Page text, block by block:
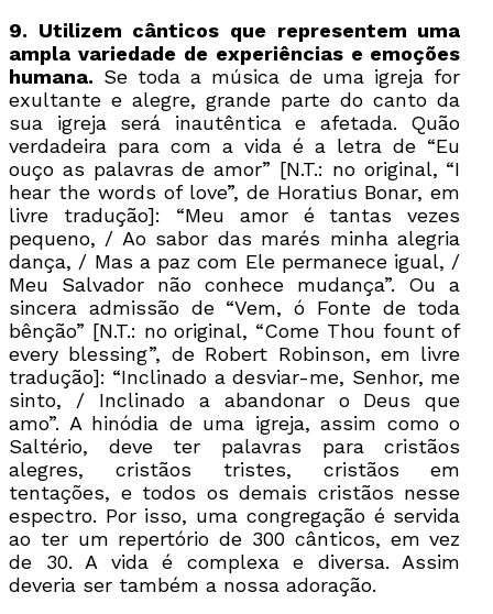
9. Utilizem cânticos que representem uma
ampla variedade de experiências e emoções
humana. Se toda a música de uma igreja for
exultante e alegre, grande parte do canto da
sua igreja será inautêntica e afetada. Quão
verdadeira para com a vida é a letra de “Eu
ouço as palavras de amor” [N.T.: no original, “I
hear the words of love”, de Horatius Bonar, em
livre tradução]: “Meu amor é tantas vezes
pequeno, / Ao sabor das marés minha alegria
dança, / Mas a paz com Ele permanece igual, /
Meu Salvador não conhece mudança”. Ou a
sincera admissão de “Vem, ó Fonte de toda
bênção” [N.T.: no original, “Come Thou fount of
every blessing”, de Robert Robinson, em livre
tradução]: “Inclinado a desviar-me, Senhor, me
sinto, / Inclinado a abandonar o Deus que
amo”. A hinódia de uma igreja, assim como o
Saltério, deve ter palavras para cristãos
alegres, cristãos tristes, cristãos em
tentações, e todos os demais cristãos nesse
espectro. Por isso, uma congregação é servida
ao ter um repertório de 300 cânticos, em vez
de 30. A vida é complexa e diversa. Assim
deveria ser também a nossa adoração.